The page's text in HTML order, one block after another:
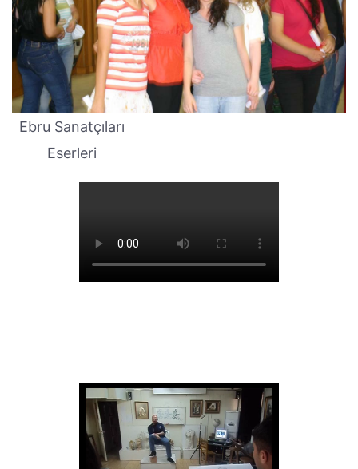
Ebru Sanatçıları
Eserleri